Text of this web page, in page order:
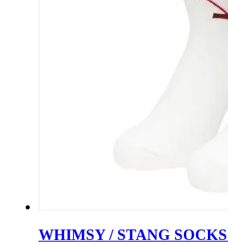
WHIMSY / STANG